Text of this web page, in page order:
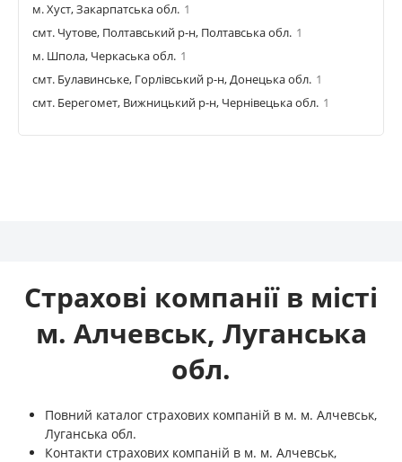
м. Хуст, Закарпатська обл. 1
смт. Чутове, Полтавський р-н, Полтавська обл. 1
м. Шпола, Черкаська обл. 1
смт. Булавинське, Горлівський р-н, Донецька обл. 1
смт. Берегомет, Вижницький р-н, Чернівецька обл. 1
Страхові компанії в місті
м. Алчевськ, Луганська
обл.
Повний каталог страхових компаній в м. м. Алчевськ,
Луганська обл.
Контакти страхових компаній в м. м. Алчевськ,